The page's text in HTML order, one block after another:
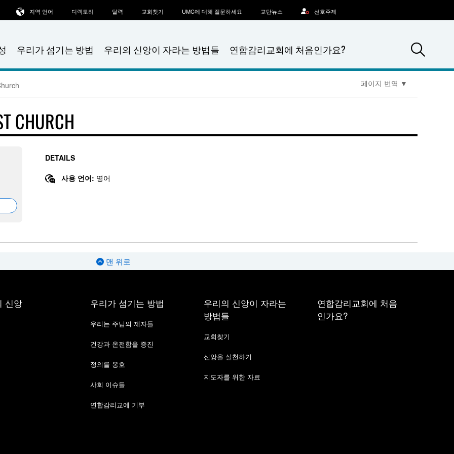
우리가 섬기는 방법 우리의 신앙이 자라는 방법들 연합감리교회에 처음인가요?
지역 언어 디렉토리 달력 교회찾기 UMC에 대해 질문하세요 교단뉴스 선호주제
페이지 번역 ▼
CHURCH
DETAILS
사용 언어: 영어
맨 위로
신앙 우리가 섬기는 방법
우리는 주님의 제자들
건강과 온전함을 증진
정의를 옹호
사회 이슈들
연합감리교에 기부
우리의 신앙이 자라는
방법들
교회찾기
신앙을 실천하기
지도자를 위한 자료
연합감리교회에 처음
인가요?